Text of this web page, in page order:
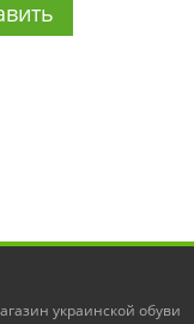
украинской обуви